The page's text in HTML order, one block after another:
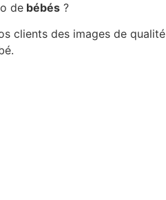
de bébés ?
clients des images de qualité